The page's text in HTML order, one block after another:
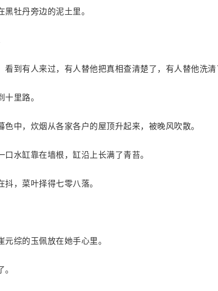
牡丹旁边的泥土里。
到有人来过，有人替他把真相查清楚了，有人替他洗
里路。
中，炊烟从各家各户的屋顶升起来，被晚风吹散。
水缸靠在墙根，缸沿上长满了青苔。
，菜叶择得七零八落。
综的玉佩放在她手心里。